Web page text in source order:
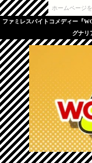
ホームページ
ファミレスバイトコメディー『
グナリ